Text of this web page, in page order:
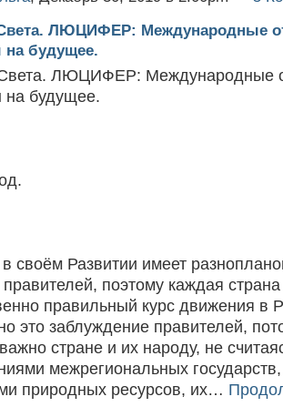
ЛЮЦИФЕР: Международные
на будущее.
ЛЮЦИФЕР: Международные
на будущее.
своём Развитии имеет
поэтому каждая
правильный курс движения в
это заблуждение правителей,
стране и их народу, не
межрегиональных
природных ресурсов, их…